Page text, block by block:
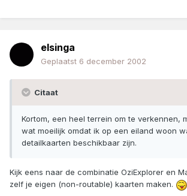
elsinga
Geplaatst 6 december 2002
Citaat
Kortom, een heel terrein om te verkennen,
wat moeilijk omdat ik op een eiland woon
detailkaarten beschikbaar zijn.
Kijk eens naar de combinatie OziExplorer en
zelf je eigen (non-routable) kaarten maken.